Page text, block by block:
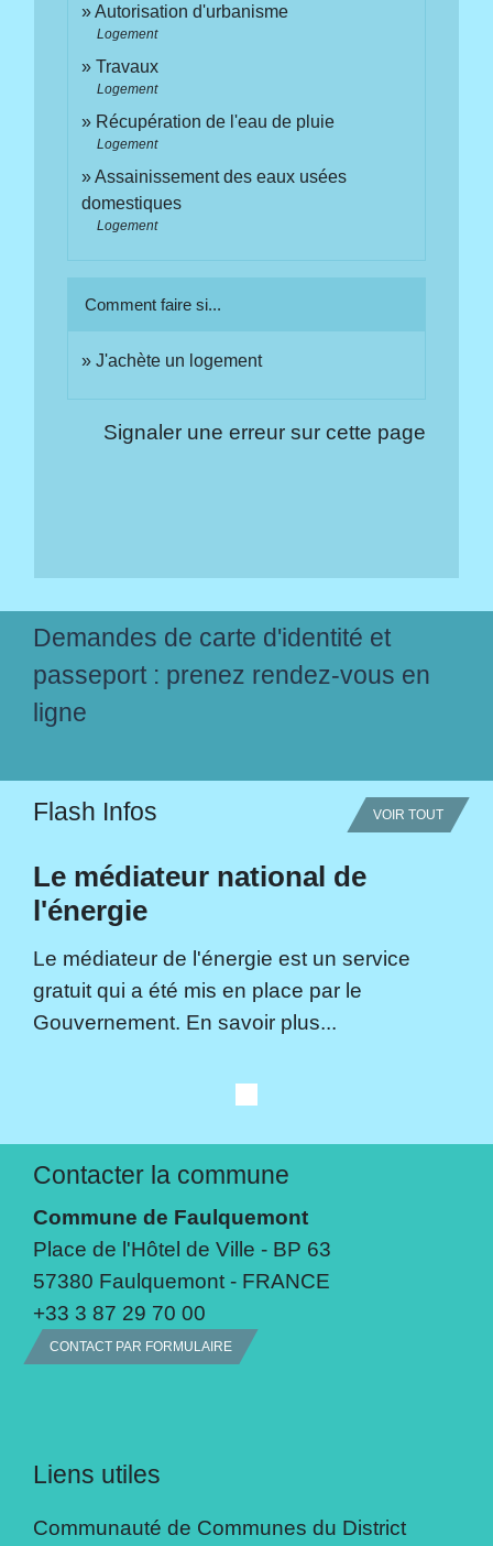
Autorisation d'urbanisme
Logement
Travaux
Logement
Récupération de l'eau de pluie
Logement
Assainissement des eaux usées
domestiques
Logement
Comment faire si...
J'achète un logement
Signaler une erreur sur cette page
Demandes de carte d'identité et
passeport : prenez rendez-vous en
ligne
Flash Infos VOIR TOUT
Le médiateur national de
l'énergie
Le médiateur de l'énergie est un service
gratuit qui a été mis en place par le
Gouvernement. En savoir plus...
Contacter la commune
Commune de Faulquemont
Place de l'Hôtel de Ville - BP 63
57380 Faulquemont - FRANCE
+33 3 87 29 70 00
CONTACT PAR FORMULAIRE
Liens utiles
Communauté de Communes du District